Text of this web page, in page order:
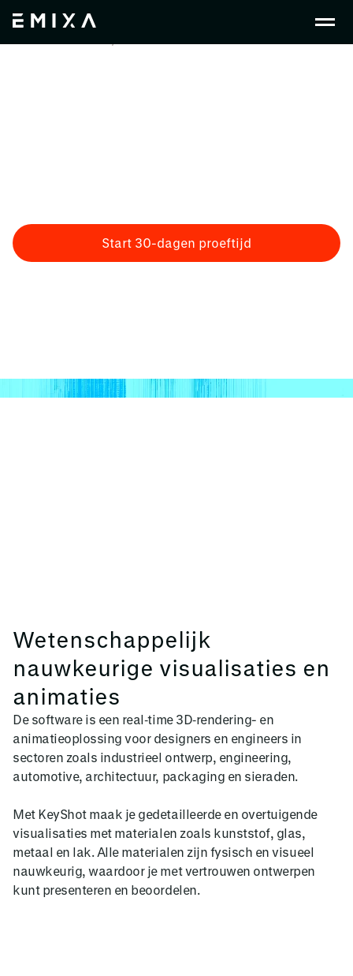
Start 30-dagen proeftijd
Wetenschappelijk
nauwkeurige visualisaties en
animaties
De software is een real‑time 3D‑rendering- en
animatieoplossing voor designers en engineers in
sectoren zoals industrieel ontwerp, engineering,
automotive, architectuur, packaging en sieraden.
Met KeyShot maak je gedetailleerde en overtuigende
visualisaties met materialen zoals kunststof, glas,
metaal en lak. Alle materialen zijn fysisch en visueel
nauwkeurig, waardoor je met vertrouwen ontwerpen
kunt presenteren en beoordelen.